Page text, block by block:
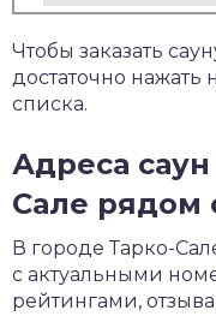
Чтобы заказать
достаточно
списка.
Адреса
Сале рядом
В городе Тарко-
с актуальными
рейтингами,